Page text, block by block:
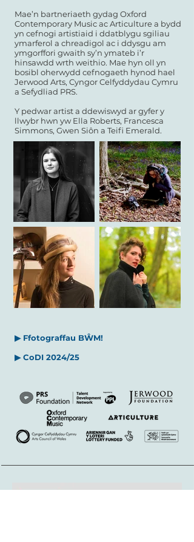
Mae’n bartneriaeth gydag Oxford
Contemporary Music ac Articulture a bydd
yn cefnogi artistiaid i ddatblygu sgiliau
ymarferol a chreadigol ac i ddysgu am
ymgorffori gwaith sy’n ymateb i’r
hinsawdd wrth weithio. Mae hyn oll yn
bosibl oherwydd cefnogaeth hynod hael
Jerwood Arts, Cyngor Celfyddydau Cymru
a Sefydliad PRS.
Y pedwar artist a ddewiswyd ar gyfer y
llwybr hwn yw Ella Roberts, Francesca
Simmons, Gwen Siôn a Teifi Emerald.
▶ Ffotograffau BŴM!
▶ CoDI 2024/25